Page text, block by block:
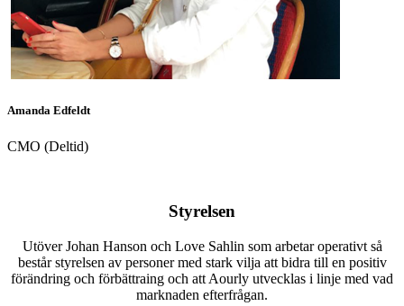
Amanda Edfeldt
CMO (Deltid)
Styrelsen
Utöver Johan Hanson och Love Sahlin som arbetar operativt så
består styrelsen av personer med stark vilja att bidra till en positiv
förändring och förbättraing och att Aourly utvecklas i linje med vad
marknaden efterfrågan.